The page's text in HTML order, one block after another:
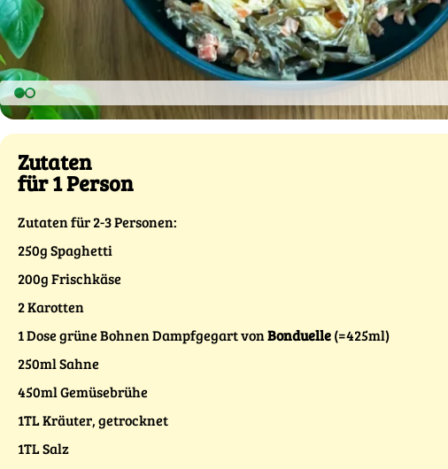
Zutaten
für 1 Person
Zutaten für 2-3 Personen:
250g Spaghetti
200g Frischkäse
2 Karotten
1 Dose grüne Bohnen Dampfgegart vonBonduelle(=425ml)
250ml Sahne
450ml Gemüsebrühe
1TL Kräuter, getrocknet
1TL Salz